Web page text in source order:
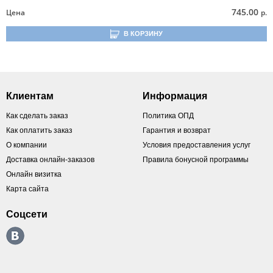
Цена
745.00 р.
В КОРЗИНУ
Клиентам
Как сделать заказ
Как оплатить заказ
О компании
Доставка онлайн-заказов
Онлайн визитка
Карта сайта
Информация
Политика ОПД
Гарантия и возврат
Условия предоставления услуг
Правила бонусной программы
Соцсети